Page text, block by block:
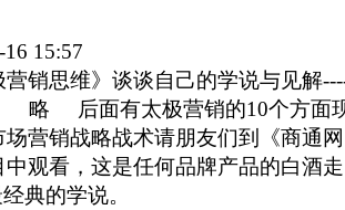
16 15:57
营销思维》谈谈自己的学说与见解
有太极营销的10个方面
场营销战略战术请朋友们到《商通
观看，这是任何品牌产品的白酒走
”最经典的学说。